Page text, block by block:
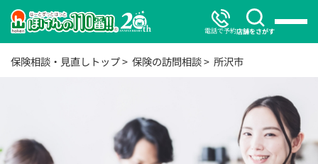
電話で予約店舗をさがす
保険相談・見直しトップ 保険の訪問相談 所沢市